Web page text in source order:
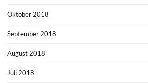
Oktober 2018
September 2018
August 2018
Juli 2018